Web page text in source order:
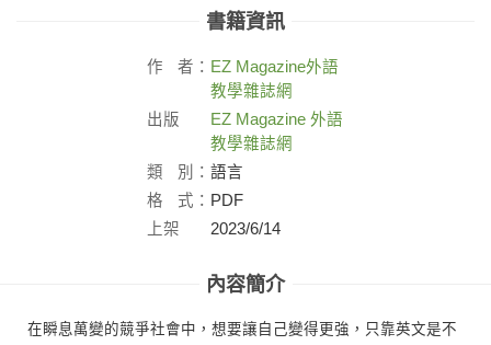
書籍資訊
作 者： EZ Magazine外語
教學雜誌網
出版
EZ Magazine 外語
教學雜誌網
類
別： 語言
格
式： PDF
上架
2023/6/14
內容簡介
在瞬息萬變的競爭社會中，想要讓自己變得更強，只靠英文是不